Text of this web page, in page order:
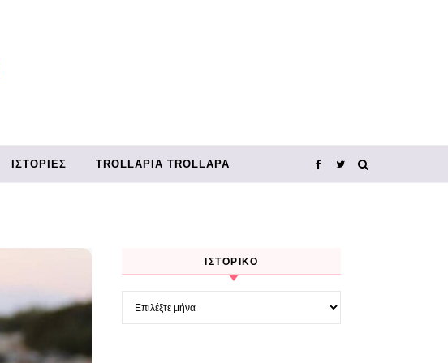
ΙΣΤΟΡΊΕΣ TROLLΑΡΊΑ TROLLΑΡΆ
ΙΣΤΟΡΙΚΌ
Ιστορικό